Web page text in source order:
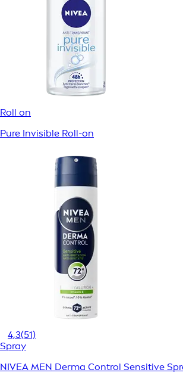
Roll on
Pure Invisible Roll-on
4,3(51)
Spray
NIVEA MEN Derma Control Sensitive